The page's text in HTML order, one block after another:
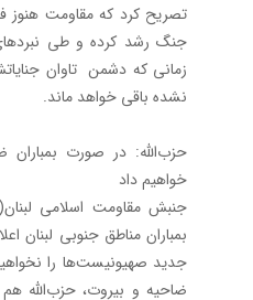
تصریح کرد که مقاومت هنوز
جنگ رشد کرده و طی
زمانی که دشمن تاوان
نشده باقی خواهد ماند.
حزب‌الله: در صورت بمباران
خواهیم داد
جنبش مقاومت اسلامی
بمباران مناطق جنوبی لبنان
جدید صهیونیست‌ها را